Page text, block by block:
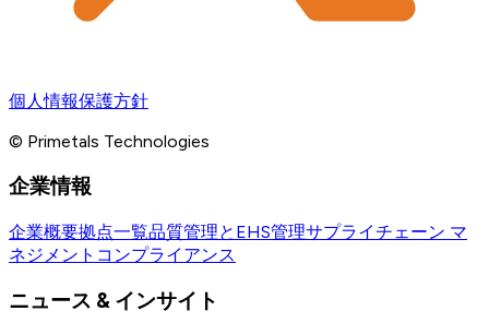
個人情報保護方針
© Primetals Technologies
企業情報
企業概要拠点一覧品質管理とEHS管理サプライチェーン マ
ネジメント コンプライアンス
ニュース & インサイト